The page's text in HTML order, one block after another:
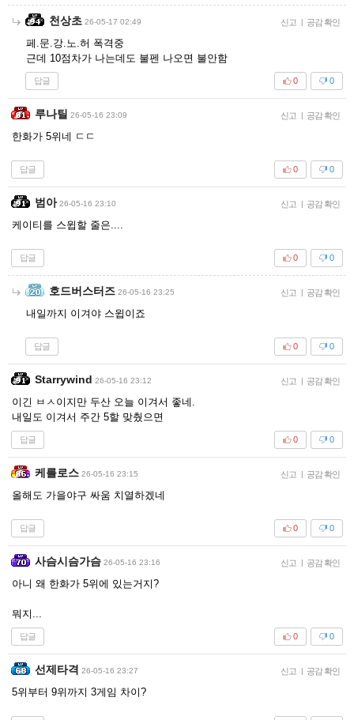
천상초 26-05-17 02:49 신고 | 공감 확인
페.문.강.노.허 폭격중
근데 10점차가 나는데도 불펜 나오면 불안함
답글 0
0
루나틸 26-05-16 23:09 신고 | 공감 확인
한화가 5위네 ㄷㄷ
답글 0
0
범아 26-05-16 23:10 신고 | 공감 확인
케이티를 스윕할 줄은....
답글 0
0
호드버스터즈 26-05-16 23:25 신고 | 공감 확인
내일까지 이겨야 스윕이죠
답글 0
0
Starrywind 26-05-16 23:12 신고 | 공감 확인
이긴 ㅂㅅ이지만 두산 오늘 이겨서 좋네.
내일도 이겨서 주간 5할 맞췄으면
답글 0
0
케를로스 26-05-16 23:15 신고 | 공감 확인
올해도 가을야구 싸움 치열하겠네
답글 0
0
사슴시슴가슴 26-05-16 23:16 신고 | 공감 확인
아니 왜 한화가 5위에 있는거지?
뭐지...
답글 0
0
선제타격 26-05-16 23:27 신고 | 공감 확인
5위부터 9위까지 3게임 차이?